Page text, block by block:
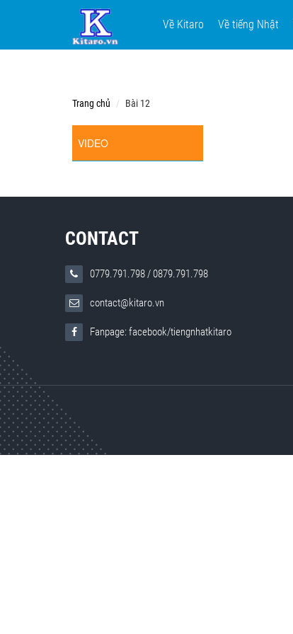
Về Kitaro Về tiếng Nhật
Trang chủ Bài 12
VIDEO
CONTACT
0779.791.798/0879.791.798
contact@kitaro.vn
Fanpage: facebook/tiengnhatkitaro